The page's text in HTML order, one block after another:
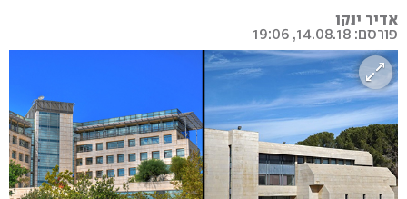
אדיר ינקו
פורסם: 14.08.18, 19:06